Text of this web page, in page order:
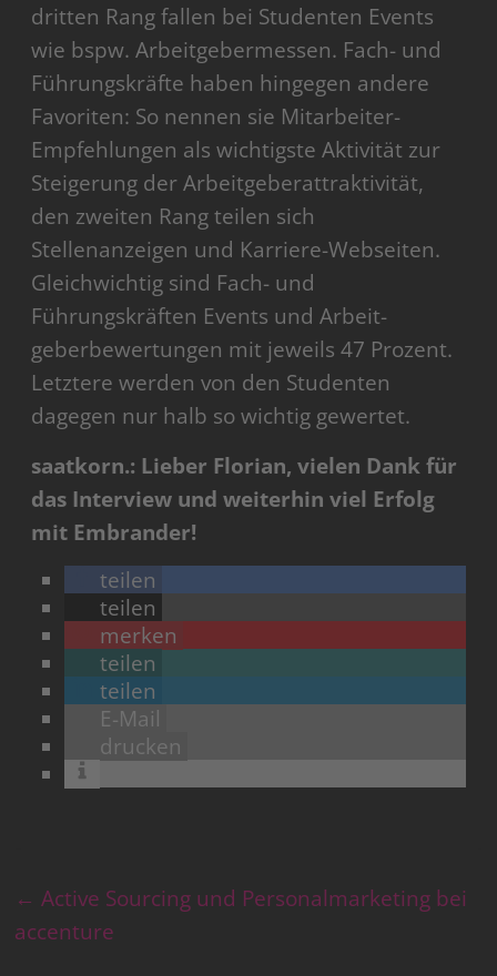
dritten Rang fallen bei Studenten Events
wie bspw. Arbeitgeber­messen. Fach- und
Führungskräfte haben hingegen andere
Favoriten: So nennen sie Mitarbeiter-
Empfehlungen als wichtigste Aktivität zur
Steigerung der Arbeitgeberattraktivität,
den zweiten Rang teilen sich
Stellenanzeigen und Karriere-Webseiten.
Gleichwichtig sind Fach- und
Führungskräften Events und Arbeit­
geberbewertungen mit jeweils 47 Prozent.
Letztere werden von den Studenten
dagegen nur halb so wichtig gewertet.
saatkorn.: Lieber Florian, vielen Dank für
das Interview und weiterhin viel Erfolg
mit Embrander!
teilen
teilen
merken
teilen
teilen
E-Mail
drucken
← Active Sourcing und Personalmarketing bei
accenture